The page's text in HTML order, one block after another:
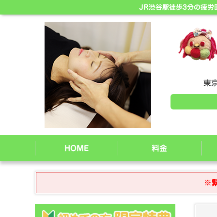
JR渋谷駅徒歩3分の疲労
東
HOME 料金
※